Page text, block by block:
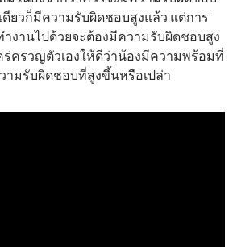
ดียวก็มีความรับผิดชอบสูงแล้ว แต่การ
ำงานไปด้วยจะต้องมีความรับผิดชอบสูง
ร่ครวญตัวเองให้ดีว่าน้องมีความพร้อมที่
ามรับผิดชอบที่สูงขึ้นหรือเปล่า